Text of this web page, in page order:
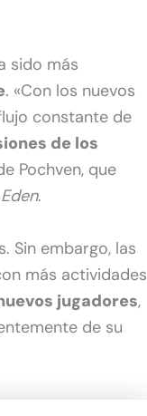
sido más
. «Con los nuevos
constante de
de los
Pochven, que
.
Sin embargo, las
más actividades
jugadores,
de su